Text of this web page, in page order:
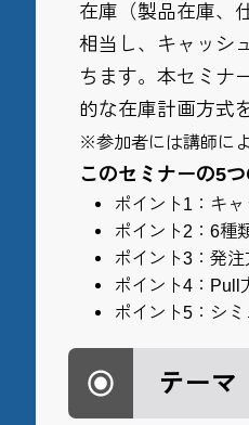
在庫（製品在庫、
相当し、キャッシ
ちます。本セミナ
的な在庫計画方式
※参加者には講師に
このセミナーの5
ポイント1：キ
ポイント2：6種
ポイント3：発
ポイント4：Pull
ポイント5：シ
テーマ